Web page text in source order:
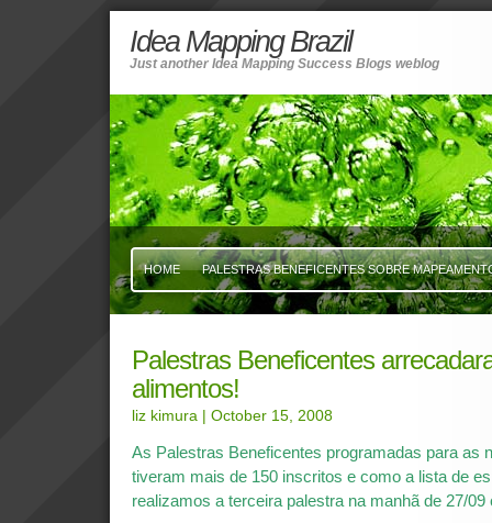
Idea Mapping Brazil
Just another Idea Mapping Success Blogs weblog
HOME PALESTRAS BENEFICENTES SOBRE
Palestras Beneficentes
alimentos!
liz kimura | October 15, 2008
As Palestras Beneficentes programadas para as
tiveram mais de 150 inscritos e como a lista de
realizamos a terceira palestra na manhã de 27/